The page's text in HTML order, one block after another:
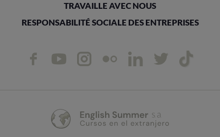
TRAVAILLE AVEC NOUS
RESPONSABILITÉ SOCIALE DES ENTREPRISES